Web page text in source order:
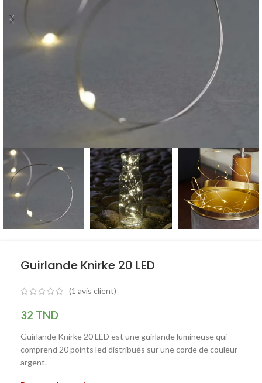
Guirlande Knirke 20 LED
(1 avis client)
32 TND
Guirlande Knirke 20 LED est une guirlande lumineuse qui
comprend 20 points led distribués sur une corde de couleur
argent.